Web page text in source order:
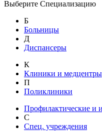
Выберите Специализацию
Б
Больницы
Д
Диспансеры
К
Клиники и медцентры
П
Поликлиники
Профилактические и
С
Спец. учреждения